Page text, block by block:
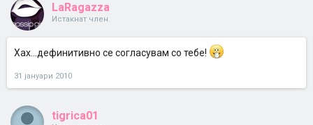
LaRagazza
Истакнат член
Хах...дефинитивно се согласувам со тебе!
31 јануари 2010
tigrica01